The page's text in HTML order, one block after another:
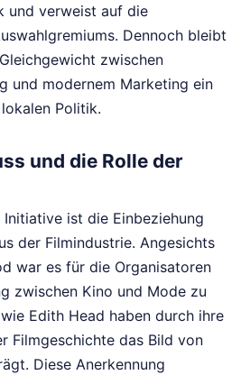
und verweist auf die
Dennoch bleibt
zwischen
und modernem Marketing ein
Politik.
und die Rolle der
ist die Einbeziehung
der Filmindustrie. Angesichts
war es für die Organisatoren
zwischen Kino und Mode zu
Edith Head haben durch ihre
Filmgeschichte das Bild von
Diese Anerkennung